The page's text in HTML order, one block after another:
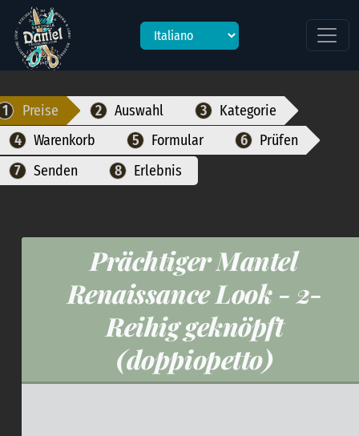
URL enthält nicht 'lp-shop'.it
Preise Auswahl
Kategorie
Warenkorb
Formular
Prüfen
Senden
Erlebnis
Prächtiger Mantel
Renaissance Look - 2-
Reihig geknöpft
(doppiopetto)